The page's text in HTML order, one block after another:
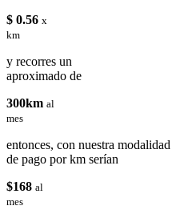
$ 0.56 x
km
y recorres un
aproximado de
300km al
mes
entonces, con nuestra modalidad
de pago por km serían
$168 al
mes